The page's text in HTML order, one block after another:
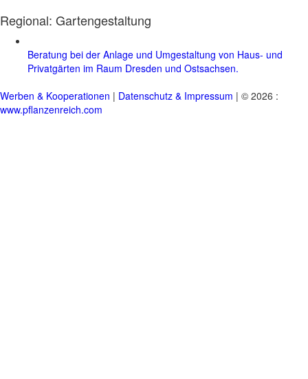
Regional: Gartengestaltung
Beratung bei der Anlage und Umgestaltung von Haus- und
Privatgärten im Raum Dresden und Ostsachsen.
Werben & Kooperationen | Datenschutz & Impressum | © 2026 :
www.pflanzenreich.com